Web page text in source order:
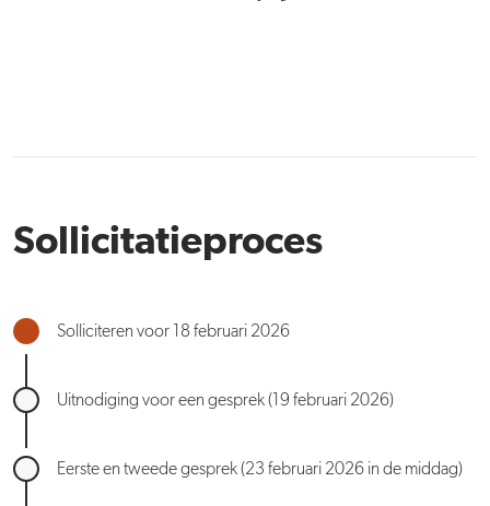
Sollicitatieproces
Solliciteren voor 18 februari 2026
Uitnodiging voor een gesprek (19 februari 2026)
Eerste en tweede gesprek (23 februari 2026 in de middag)